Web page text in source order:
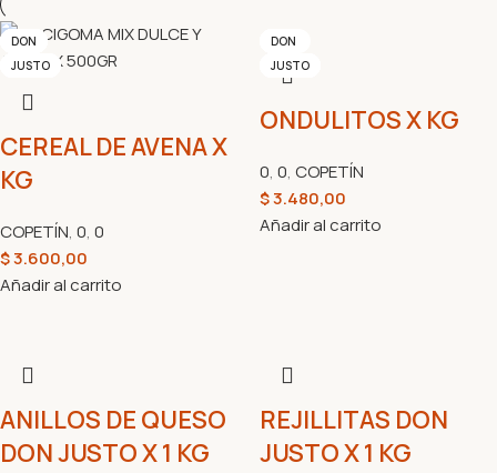
DON
JUSTO
CEREAL DE AVENA X
KG
COPETÍN, 0, 0
$3.600,00
Añadir al carrito
DON
JUSTO
ONDULITOS X KG
0, 0, COPETÍN
$3.480,00
Añadir al carrito
DON
JUSTO
ANILLOS DE QUESO
DON JUSTO X 1 KG
DON
JUSTO
REJILLITAS DON
JUSTO X 1 KG
DON
JUSTO
DON
JUSTO
DON
JUSTO
DON
JUSTO
DON
JUSTO
LAWY
DON
JUSTO
DON
JUSTO